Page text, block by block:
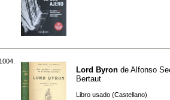
1004.
Lord Byron de Alfonso
Bertaut
Libro usado (Castellano)